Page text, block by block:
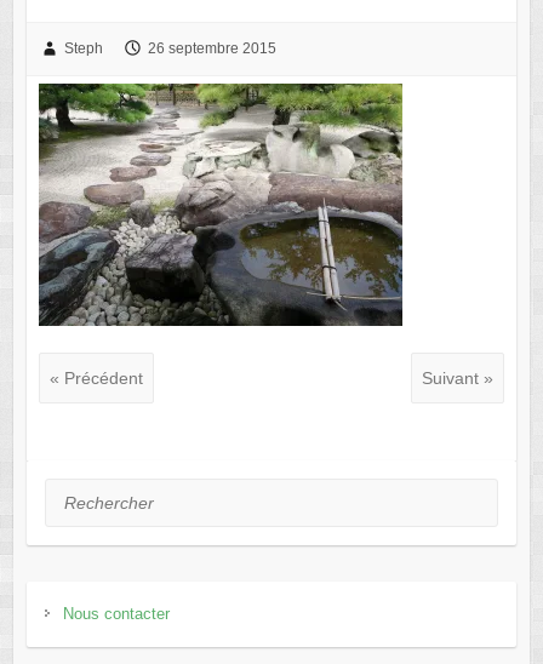
Steph 26 septembre 2015
« Précédent Suivant »
Rechercher
Nous contacter